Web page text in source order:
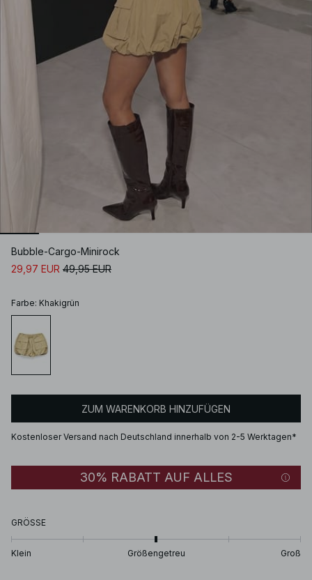
Bubble-Cargo-Minirock
29,97 EUR 49,95 EUR
Farbe: Khakigrün
ZUM WARENKORB HINZUFÜGEN
Kostenloser Versand nach Deutschland innerhalb von 2-5 Werktagen*
30% RABATT AUF ALLES
GRÖSSE
Klein Größengetreu Groß